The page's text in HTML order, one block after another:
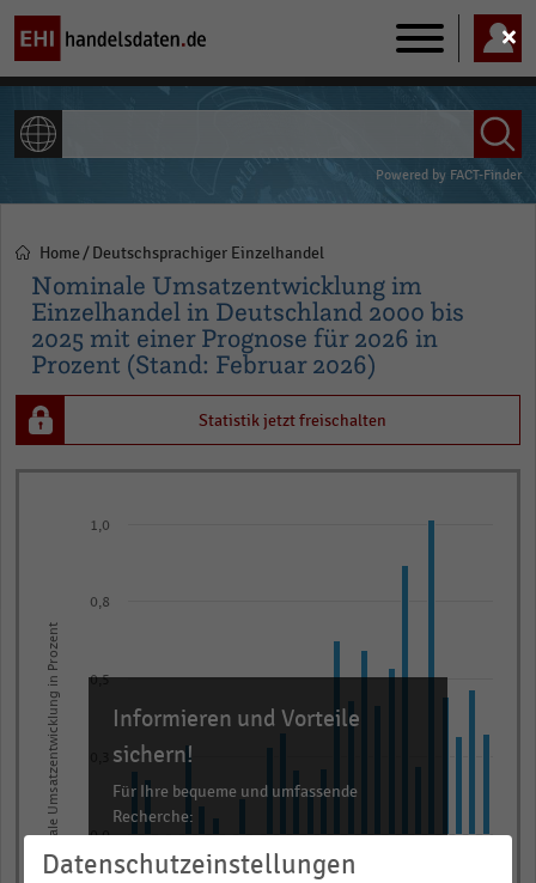
Main
navigation
Powered by FACT-Finder
Pfadnavigation
Home Deutschsprachiger Einzelhandel
Nominale Umsatzentwicklung im
Einzelhandel in Deutschland 2000 bis
2025 mit einer Prognose für 2026 in
Prozent (Stand: Februar 2026)
Statistik jetzt freischalten
The
chart
has
axis
displaying
categories.
Range:
Nominale Umsatzentwicklung in Prozent 0,0
0,5
0,8
1,0
Informieren und Vorteile
sichern!
Für Ihre bequeme und umfassende
Recherche:
Über 300.000 Daten und Kennzahlen
Datenschutzeinstellungen